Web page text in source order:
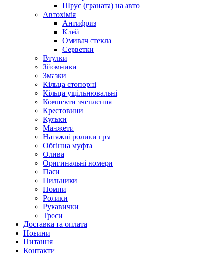
Шрус (граната) на авто
Автохімія
Антифриз
Клей
Омивач стекла
Серветки
Втулки
Зйомники
Змазки
Кільца стопорні
Кільца ущільнювальні
Компекти зчеплення
Крестовини
Кульки
Манжети
Натяжні ролики грм
Обгінна муфта
Олива
Оригинальні номери
Паси
Пильники
Помпи
Ролики
Рукавички
Троси
Доставка та оплата
Новини
Питання
Контакти